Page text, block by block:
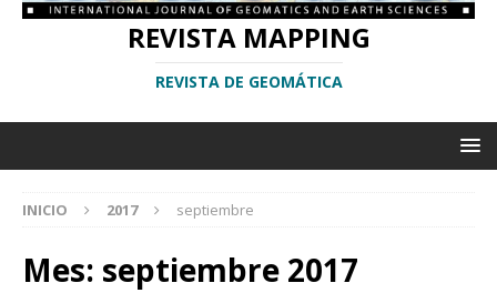
REVISTA MAPPING
REVISTA DE GEOMÁTICA
INICIO 2017 septiembre
Mes: septiembre 2017